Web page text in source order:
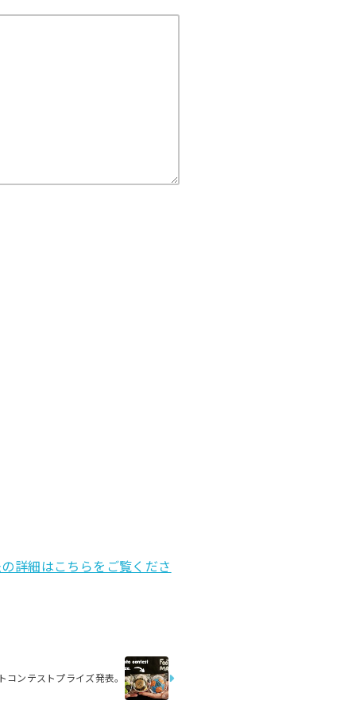
詳細はこちらをご覧くださ
コンテストプライズ発表。